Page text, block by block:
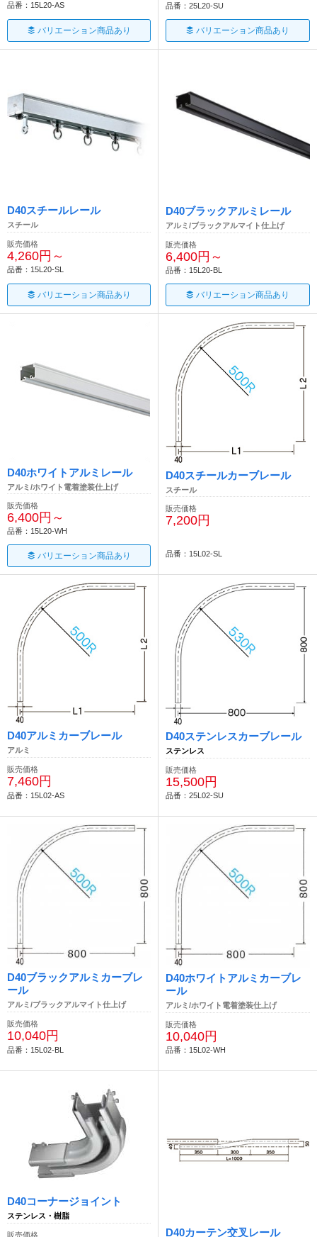
品番：15L20-AS
バリエーション商品あり
品番：25L20-SU
バリエーション商品あり
D40スチールレール
スチール
販売価格
4,260円～
品番：15L20-SL
バリエーション商品あり
D40ブラックアルミレール
アルミ/ブラックアルマイト仕上げ
販売価格
6,400円～
品番：15L20-BL
バリエーション商品あり
D40ホワイトアルミレール
アルミ/ホワイト電着塗装仕上げ
販売価格
6,400円～
品番：15L20-WH
バリエーション商品あり
D40スチールカーブレール
スチール
販売価格
7,200円
品番：15L02-SL
D40アルミカーブレール
アルミ
販売価格
7,460円
品番：15L02-AS
D40ステンレスカーブレール
ステンレス
販売価格
15,500円
品番：25L02-SU
D40ブラックアルミカーブレ
ール
アルミ/ブラックアルマイト仕上げ
販売価格
10,040円
品番：15L02-BL
D40ホワイトアルミカーブレ
ール
アルミ/ホワイト電着塗装仕上げ
販売価格
10,040円
品番：15L02-WH
D40コーナージョイント
ステンレス・樹脂
販売価格 D40カーテン交叉レール